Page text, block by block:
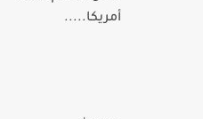
أمريكا.....